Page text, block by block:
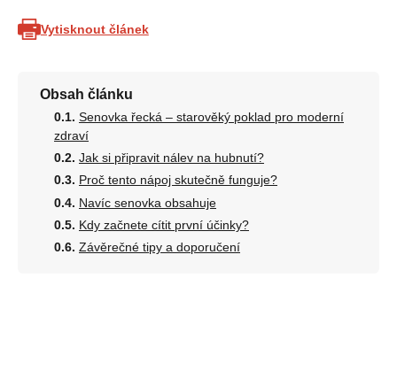
Vytisknout článek
Obsah článku
Senovka řecká – starověký poklad pro moderní
zdraví
Jak si připravit nálev na hubnutí?
Proč tento nápoj skutečně funguje?
Navíc senovka obsahuje
Kdy začnete cítit první účinky?
Závěrečné tipy a doporučení